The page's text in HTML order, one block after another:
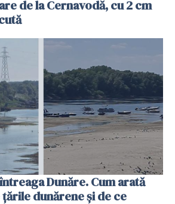
de la Cernavodă, cu 2 cm
Dunăre. Cum arată
dunărene și de ce